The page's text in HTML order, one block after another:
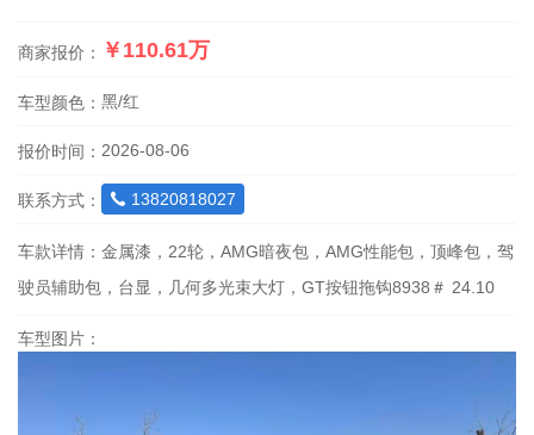
商家报价： ￥110.61万
车型颜色： 黑/红
报价时间： 2026-08-06
联系方式：  13820818027
车款详情： 金属漆，22轮，AMG暗夜包，AMG性能包，顶峰包，驾
驶员辅助包，台显，几何多光束大灯，GT按钮拖钩8938＃ 24.10
车型图片：